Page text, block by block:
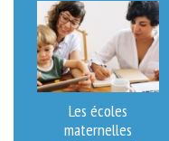
Les écoles
maternelles